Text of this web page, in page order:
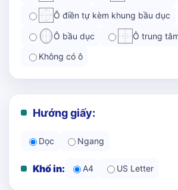
Ô điền tự kèm khung bầu dục
Ô bầu dục Ô trung
Không có ô
Hướng giấy:
Dọc Ngang
Khổ in: A4 US Letter